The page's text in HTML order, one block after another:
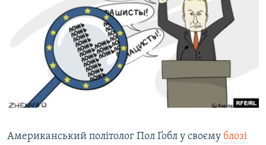
ДЕПОРТАЦІЯ
ВІДЕОУРОКИ «ELIFBE»
СВІДЧЕННЯ ОКУПАЦІЇ
УКРАЇНСЬКА ПРОБЛЕМА КРИМУ
ІНФОГРАФІКА
ЯК ОБІЙТИ БЛОКУВАННЯ
Русский
Qırımtatar
ДОЛУЧАЙСЯ!
​Американський політолог Пол Ґобл у своєму блозі